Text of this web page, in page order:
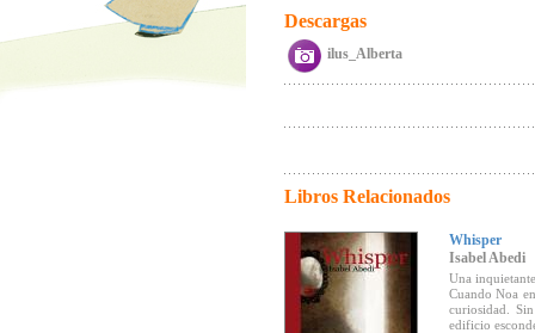
Descargas
ilus_Alberta
Libros Relacionados
Whisper
Isabel Abedi
Una
Cuando Noa
curiosidad.
edificio